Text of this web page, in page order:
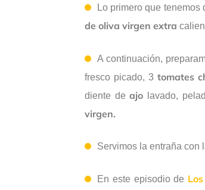
Lo primero que
de oliva virgen extra
A continuación,
fresco picado, 3tomates
diente deajo lavado,
virgen.
Servimos la entraña con
En este episodio de